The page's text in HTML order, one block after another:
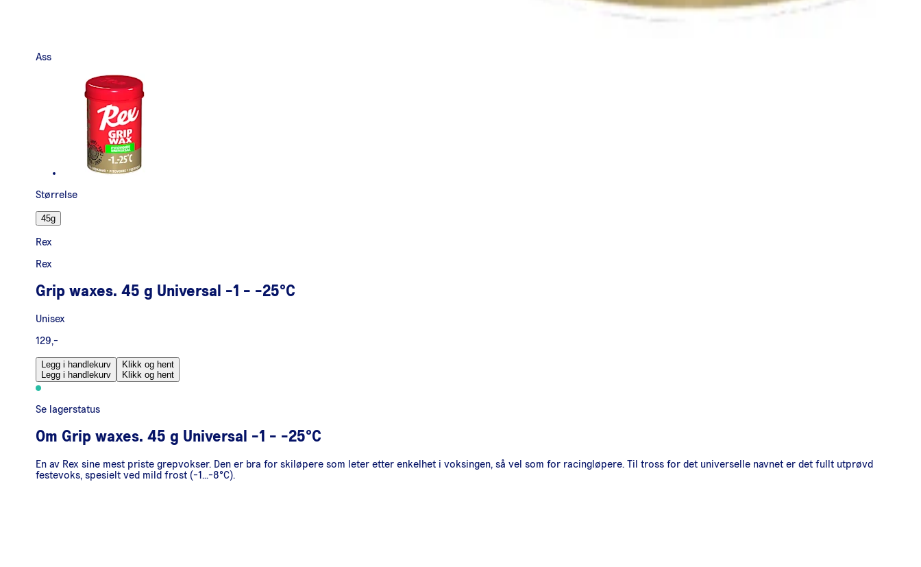
Ass
Størrelse
45g
Rex
Rex
Grip waxes. 45 g Universal -1 - -25°C
Unisex
129,-
Legg i handlekurv
Legg i handlekurv
Klikk og hent
Klikk og hent
Se lagerstatus
Om Grip waxes. 45 g Universal -1 - -25°C
En av Rex sine mest priste grepvokser. Den er bra for skiløpere som leter etter enkelhet i voksingen, så vel som for racingløpere. Til tross for det universelle navnet er det fullt utprøvd
festevoks, spesielt ved mild frost (-1...-8°C).